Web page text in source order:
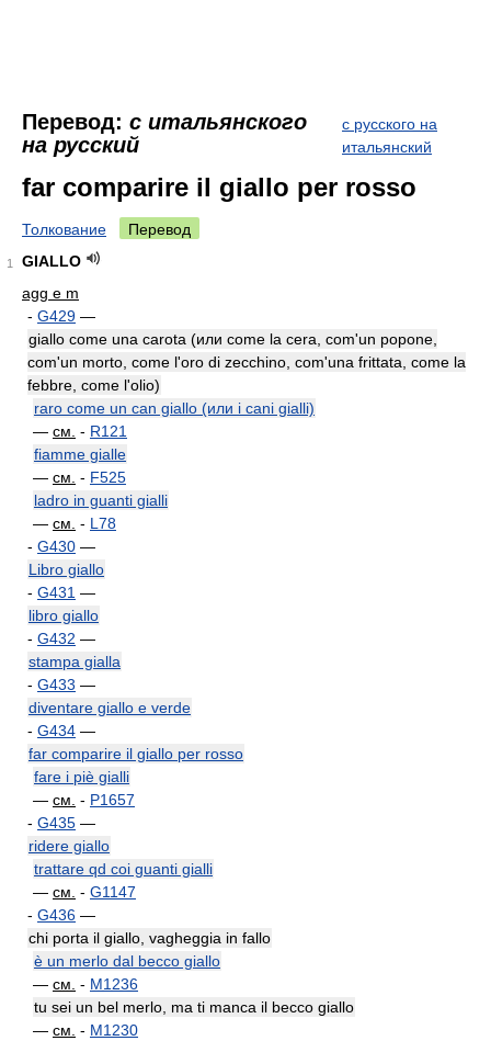
Перевод: с итальянского
на русский
с русского на
итальянский
far comparire il giallo per rosso
Толкование Перевод
1
GIALLO
agg e m
- G429 —
giallo come una carota (или come la cera, com'un popone,
com'un morto, come l'oro di zecchino, com'una frittata, come la
febbre, come l'olio)
raro come un can giallo (или i cani gialli)
— см. - R121
fiamme gialle
— см. - F525
ladro in guanti gialli
— см. - L78
- G430 —
Libro giallo
- G431 —
libro giallo
- G432 —
stampa gialla
- G433 —
diventare giallo e verde
- G434 —
far comparire il giallo per rosso
fare i piè gialli
— см. - P1657
- G435 —
ridere giallo
trattare qd coi guanti gialli
— см. - G1147
- G436 —
chi porta il giallo, vagheggia in fallo
è un merlo dal becco giallo
— см. - M1236
tu sei un bel merlo, ma ti manca il becco giallo
— см. - M1230